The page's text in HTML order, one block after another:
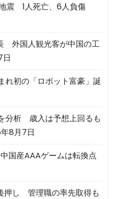
震 1人死亡、6人負傷
外国人観光客が中国の工
れ初の「ロボット富豪」誕
分析 歳入は予想上回るも
8月7日
国産AAAゲームは転換点
押し 管理職の率先取得も